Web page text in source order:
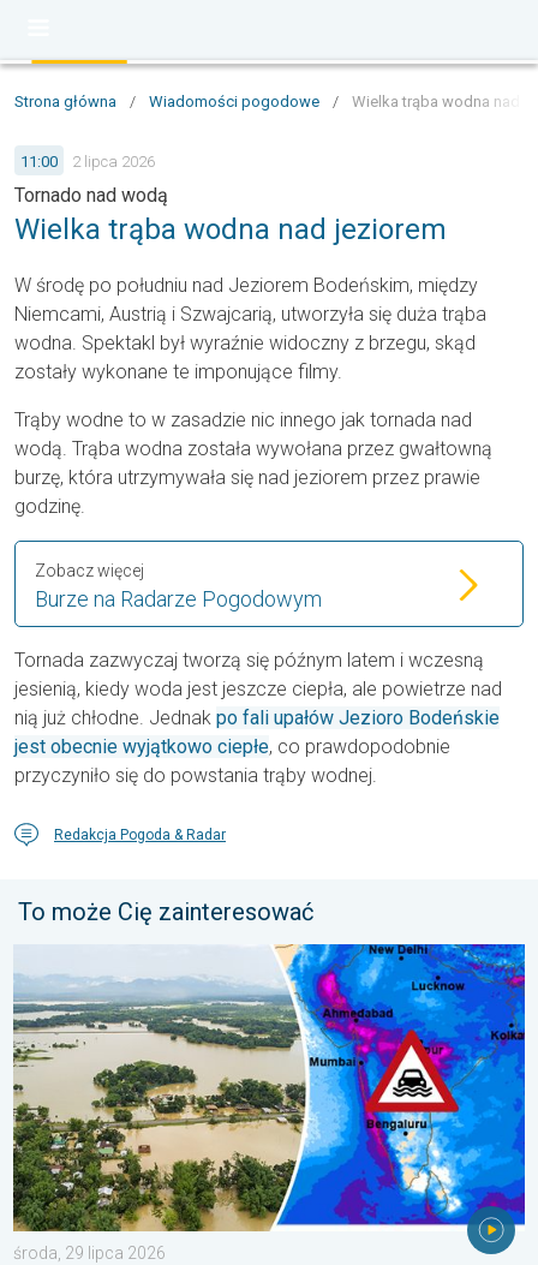
Strona główna / Wiadomości pogodowe / Wielka trąba wodna nad
11:00 2 lipca 2026
Tornado nad wodą
Wielka trąba wodna nad jeziorem
W środę po południu nad Jeziorem Bodeńskim, między
Niemcami, Austrią i Szwajcarią, utworzyła się duża trąba
wodna. Spektakl był wyraźnie widoczny z brzegu, skąd
zostały wykonane te imponujące filmy.
Trąby wodne to w zasadzie nic innego jak tornada nad
wodą. Trąba wodna została wywołana przez gwałtowną
burzę, która utrzymywała się nad jeziorem przez prawie
godzinę.
Burze na Radarze Pogodowym
Zobacz więcej
Tornada zazwyczaj tworzą się późnym latem i wczesną
jesienią, kiedy woda jest jeszcze ciepła, ale powietrze nad
nią już chłodne. Jednak po fali upałów Jezioro Bodeńskie
jest obecnie wyjątkowo ciepłe, co prawdopodobnie
przyczyniło się do powstania trąby wodnej.
Redakcja Pogoda & Radar
To może Cię zainteresować
Powodzie i osuwiska w Azji. Nietypowy monsun. . . środa, 29
środa, 29 lipca 2026